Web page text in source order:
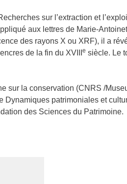
sur l’extraction et
aux lettres de Marie-
des rayons X ou XRF), il a
de la fin du XVIII
e siècle. Le
sur la conservation (CNRS /
Dynamiques patrimoniales et
des Sciences du Patrimoine.